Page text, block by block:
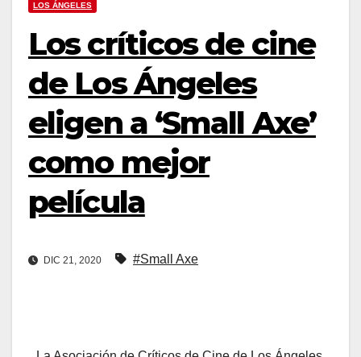
LOS ÁNGELES
Los críticos de cine
de Los Ángeles
eligen a ‘Small Axe’
como mejor
película
DIC 21, 2020 #Small Axe